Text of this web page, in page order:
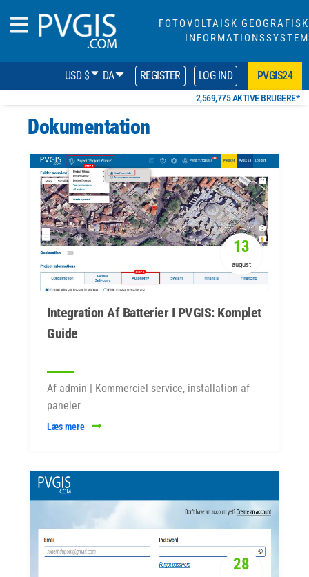
FOTOVOLTAISK GEOGRAFISK
INFORMATIONSSYSTEM
USD $ DA REGISTER LOG IND PVGIS24
2,569,775 AKTIVE BRUGERE*
Dokumentation
13
august
Integration Af Batterier I PVGIS: Komplet
Guide
Af admin | Kommerciel service, installation af
paneler
Læs mere
28